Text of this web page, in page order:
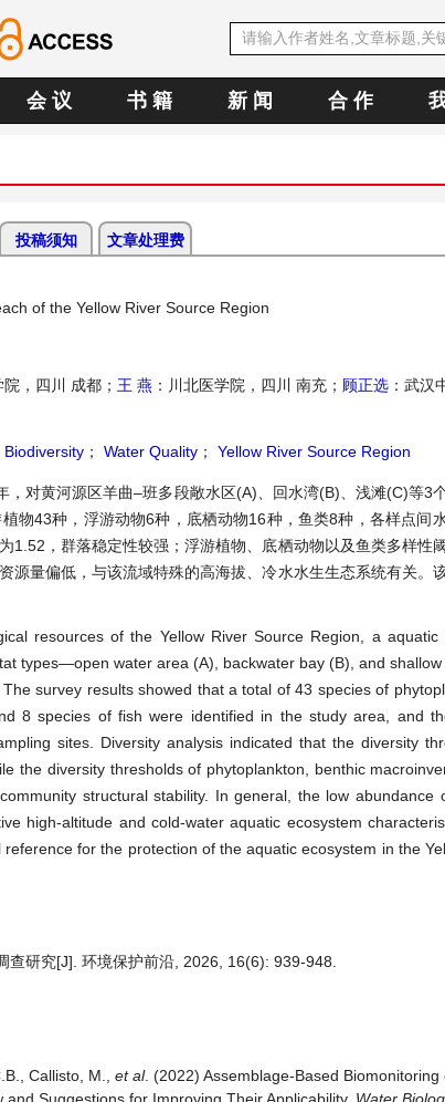
会 议 书 籍 新 闻 合 作
投稿须知 文章处理费
of the Yellow River Source Region
院，四川 成都； 王 燕 ：川北医学院，四川 南充； 顾正选 ：武汉
Biodiversity ； Water Quality ； Yellow River Source Region
对黄河源区羊曲–班多段敞水区(A)、回水湾(B)、浅滩(C)等3
物43种，浮游动物6种，底栖动物16种，鱼类8种，各样点间
，群落稳定性较强；浮游植物、底栖动物以及鱼类多样性
量偏低，与该流域特殊的高海拔、冷水水生生态系统有关。
resources of the Yellow River Source Region, a aquatic
types—open water area (A), backwater bay (B), and shallow
survey results showed that a total of 43 species of
8 species of fish were identified in the study area, and
sites. Diversity analysis indicated that the diversity
the diversity thresholds of phytoplankton, benthic
structural stability. In general, the low abundance
high-altitude and cold-water aquatic ecosystem
for the protection of the aquatic ecosystem in the
研究[J]. 环境保护前沿, 2026, 16(6): 939-948.
Callisto, M., et al. (2022) Assemblage-Based Biomonitoring